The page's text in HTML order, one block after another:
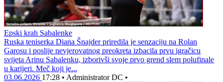
Epski krah Sabalenke
Ruska teniserka Diana Šnajder priredila je senzaciju na Rolan
Garosu i poslije nevjerovatnog preokreta izbacila prvu igračicu
svijeta Arinu Sabalenku, izborivši svoje prvo grend slem polufinale
u karijeri. Meč koji je...
03.06.2026 17:28 • Administrator DC •